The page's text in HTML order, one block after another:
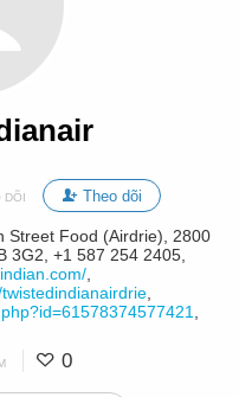
DÕI Theo dõi
Street Food (Airdrie), 2800
3G2, +1 587 254 2405,
,
0